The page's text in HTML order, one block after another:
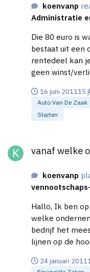
koenvanp
Administratie
Die 80 euro is
bestaat uit een
rentedeel kan
geen winst/
16 juni 2011 15 j
Auto Van De Zaak
Starten
vanaf welke
koenvanp
Hallo, Ik ben op het moment bezig uit te zoeken
welke
bedrijf het
lijnen op de
bedrijf gaan
24 januari 2011